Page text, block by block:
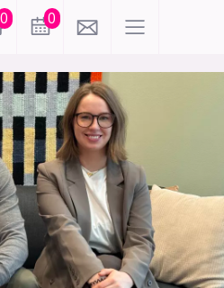
0 0
KI
meninger
sikkerhet
kontor
apputvikling